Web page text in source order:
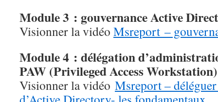
Module 3 : gouvernance Active
Visionner la vidéo Msreport –
Module 4 : délégation
PAW (Privileged Access Workstation)
Visionner la vidéo Msreport –